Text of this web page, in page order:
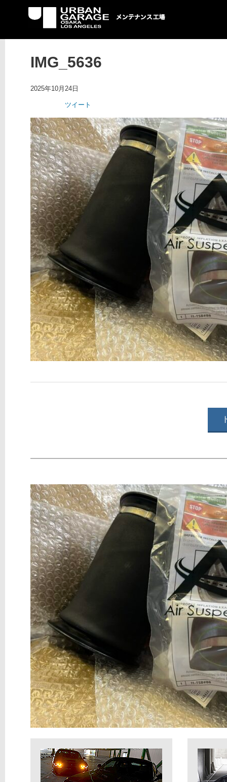
UG メンテナンス工場
IMG_5636
2025年10月24日
ツイート